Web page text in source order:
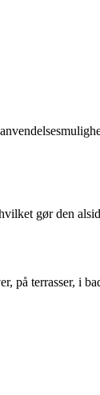
gør den
på terrasser, i